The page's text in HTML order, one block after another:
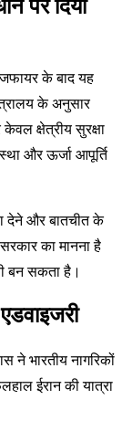
पर दिया
के बाद यह
के अनुसार
क्षेत्रीय सुरक्षा
और ऊर्जा आपूर्ति
देने और बातचीत के
का मानना है
बन सकता है।
ने भारतीय नागरिकों
ईरान की यात्रा